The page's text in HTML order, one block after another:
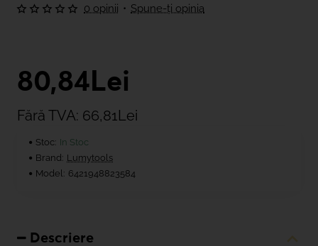
0 opinii • Spune-ţi opinia
80,84Lei
Fără TVA: 66,81Lei
Stoc: In Stoc
Brand: Lumytools
Model: 6421948823584
Descriere